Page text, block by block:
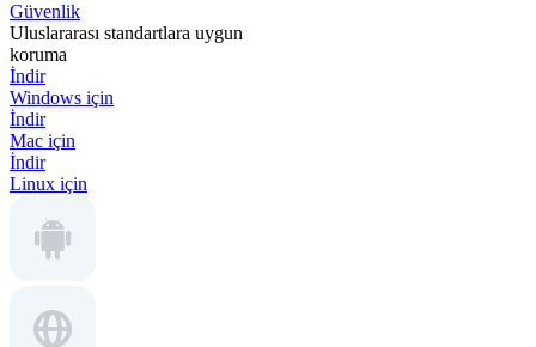
Güvenlik
Uluslararası standartlara uygun
koruma
İndir
Windows için
İndir
Mac için
İndir
Linux için